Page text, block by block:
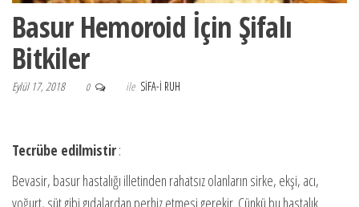
Basur Hemoroid İçin Şifalı
Bitkiler
Eylül 17, 2018 0 ile SIFA-I RUH
Tecrübe edilmistir:
Bevasir, basur hastalığı illetinden rahatsız olanların sirke, ekşi, acı,
yoğurt, süt gibi gıdalardan perhiz etmesi gerekir. Çünkü bu hastalık